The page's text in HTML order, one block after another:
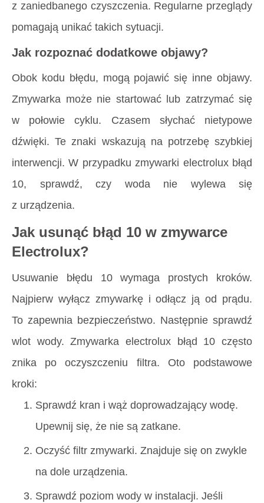
z zaniedbanego czyszczenia. Regularne przeglądy
pomagają unikać takich sytuacji.
Jak rozpoznać dodatkowe objawy?
Obok kodu błędu, mogą pojawić się inne objawy.
Zmywarka może nie startować lub zatrzymać się
w połowie cyklu. Czasem słychać nietypowe
dźwięki. Te znaki wskazują na potrzebę szybkiej
interwencji. W przypadku zmywarki electrolux błąd
10, sprawdź, czy woda nie wylewa się
z urządzenia.
Jak usunąć błąd 10 w zmywarce
Electrolux?
Usuwanie błędu 10 wymaga prostych kroków.
Najpierw wyłącz zmywarkę i odłącz ją od prądu.
To zapewnia bezpieczeństwo. Następnie sprawdź
wlot wody. Zmywarka electrolux błąd 10 często
znika po oczyszczeniu filtra. Oto podstawowe
kroki:
Sprawdź kran i wąż doprowadzający wodę.
Upewnij się, że nie są zatkane.
Oczyść filtr zmywarki. Znajduje się on zwykle
na dole urządzenia.
Sprawdź poziom wody w instalacji. Jeśli